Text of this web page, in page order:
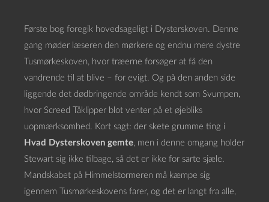
Første bog foregik hovedsageligt i Dysterskoven. Denne
gang møder læseren den mørkere og endnu mere dystre
Tusmørkeskoven, hvor træerne forsøger at få den
vandrende til at blive – for evigt. Og på den anden side
liggende det dødbringende område kendt som Svumpen,
hvor Screed Tåklipper blot venter på et øjebliks
uopmærksomhed. Kort sagt: der skete grumme ting i
Hvad Dysterskoven gemte, men i denne omgang holder
Stewart sig ikke tilbage, så det er ikke for sarte sjæle.
Mandskabet på Himmelstormeren må kæmpe sig
igennem Tusmørkeskovens farer, og det er langt fra alle,